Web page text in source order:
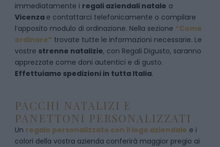
immediatamente i regali aziendali natale a
Vicenza e contattarci telefonicamente o compilare
l’apposito modulo di ordinazione. Nella sezione “Come
ordinare” trovate tutte le informazioni necessarie. Le
vostre strenne natalizie, con Regali Digusto, saranno
apprezzate come doni autentici e di gusto.
Effettuiamo spedizioni in tutta Italia.
PACCHI NATALIZI E
PANETTONI PERSONALIZZATI
Un regalo personalizzato con il logo aziendale e i
colori della vostra azienda conferirà maggior pregio ai